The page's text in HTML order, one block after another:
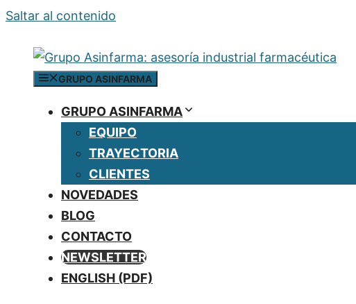
Saltar al contenido
GRUPO ASINFARMA
GRUPO ASINFARMA
EQUIPO
TRAYECTORIA
CLIENTES
NOVEDADES
BLOG
CONTACTO
NEWSLETTER
ENGLISH (PDF)